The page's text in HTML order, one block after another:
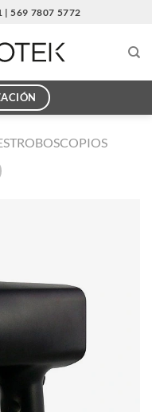
| 569 7807 5772